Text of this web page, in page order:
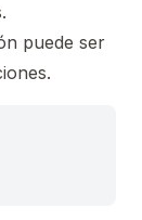
puede ser